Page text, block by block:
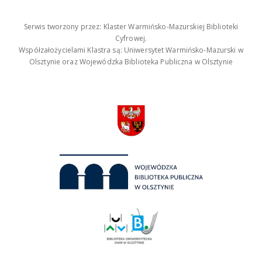
Serwis tworzony przez: Klaster Warmińsko-Mazurskiej Biblioteki
Cyfrowej.
Współzałożycielami Klastra są: Uniwersytet Warmińsko-Mazurski w
Olsztynie oraz Wojewódzka Biblioteka Publiczna w Olsztynie